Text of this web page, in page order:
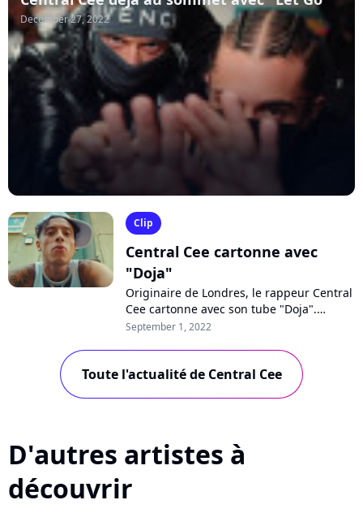
December 27, 2022
Clip
Central Cee cartonne avec
"Doja"
Originaire de Londres, le rappeur Central
Cee cartonne avec son tube "Doja".
Racontant l'attirance sexuelle de l'artiste
September 1, 2022
Toute l'actualité de Central Cee
D'autres artistes à
découvrir